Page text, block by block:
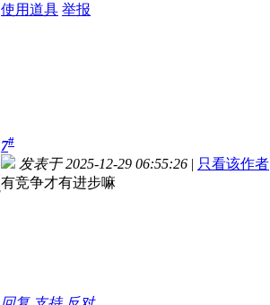
使用道具 举报
7#
发表于 2025-12-29 06:55:26 | 只看该作者
有竞争才有进步嘛